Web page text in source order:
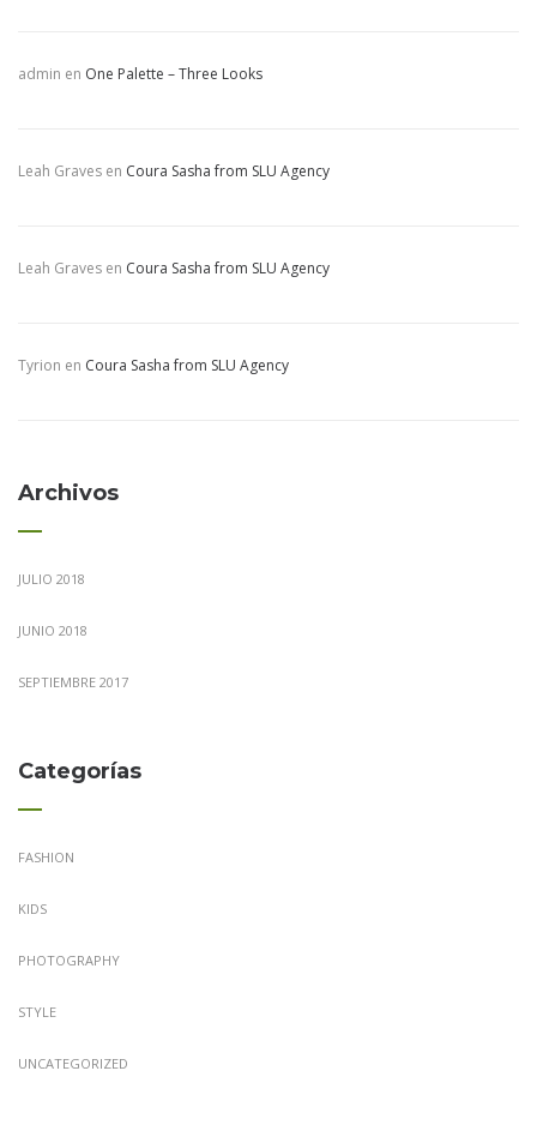
admin en One Palette – Three Looks
Leah Graves en Coura Sasha from SLU Agency
Leah Graves en Coura Sasha from SLU Agency
Tyrion en Coura Sasha from SLU Agency
Archivos
JULIO 2018
JUNIO 2018
SEPTIEMBRE 2017
Categorías
FASHION
KIDS
PHOTOGRAPHY
STYLE
UNCATEGORIZED